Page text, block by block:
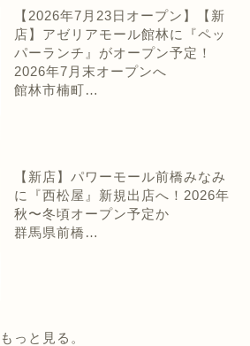
【2026年7月23日オープン】【新
店】アゼリアモール館林に『ペッ
パーランチ』がオープン予定！
2026年7月末オープンへ
館林市楠町…
【新店】パワーモール前橋みなみ
に『西松屋』新規出店へ！2026年
秋〜冬頃オープン予定か
群馬県前橋…
っと見る。